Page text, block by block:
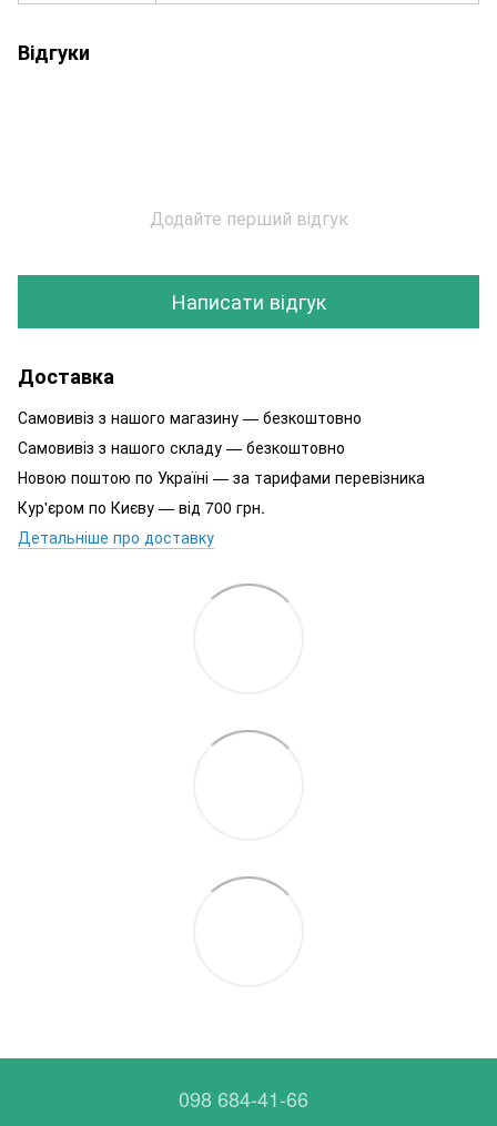
Відгуки
Додайте перший відгук
Написати відгук
Доставка
Самовивіз з нашого магазину — безкоштовно
Самовивіз з нашого складу — безкоштовно
Новою поштою по Україні — за тарифами перевізника
Кур'єром по Києву — від 700 грн.
Детальніше про доставку
098 684-41-66